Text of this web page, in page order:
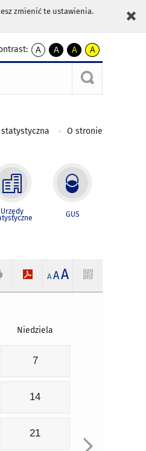
zmienić te ustawienia.
A
kontrast
A
kontrast
czarnym
A
kontrast
żółty
tekst
czarnym
A
kontrast
czarny
tekst
żółtym
O stronie
Urzędy GUS
A AA
Niedziela
7
14
21